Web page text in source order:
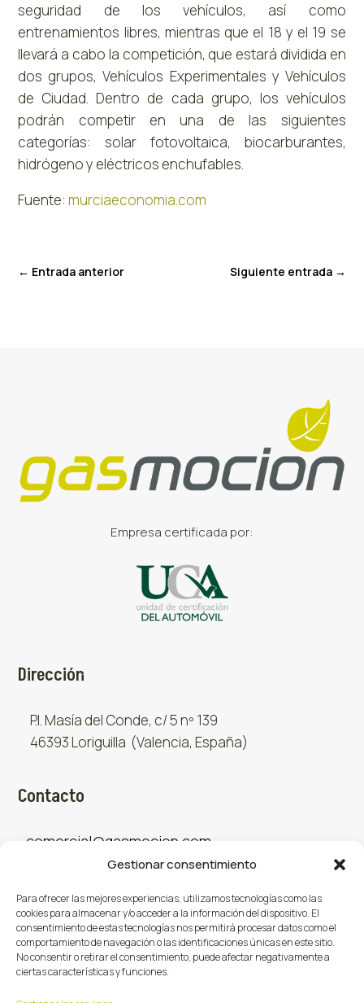
Gestionar consentimiento
Para ofrecer las mejores experiencias, utilizamos tecnologías como las
cookies para almacenar y/o acceder a la información del dispositivo. El
consentimiento de estas tecnologías nos permitirá procesar datos como el
comportamiento de navegación o las identificaciones únicas en este sitio.
No consentir o retirar el consentimiento, puede afectar negativamente a
ciertas características y funciones.
seguridad de los vehículos, así como
entrenamientos libres, mientras que el 18 y el 19 se
llevará a cabo la competición, que estará dividida en
dos grupos, Vehículos Experimentales y Vehículos
de Ciudad. Dentro de cada grupo, los vehículos
podrán competir en una de las siguientes
categorías: solar fotovoltaica, biocarburantes,
hidrógeno y eléctricos enchufables.
Fuente:murciaeconomia.com
← Entrada anterior Siguiente entrada→
Empresa certificada por:
Dirección
P.I. Masía del Conde, c/ 5 nº 139
46393 Loriguilla (Valencia, España)
Contacto
comercial@gasmocion.com
Sociales